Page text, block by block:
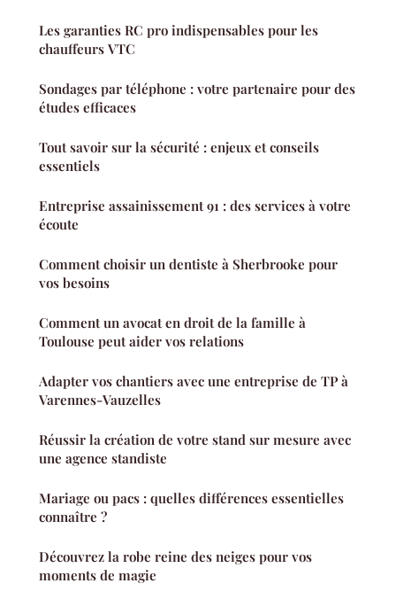
Les garanties RC pro indispensables pour les
chauffeurs VTC
Sondages par téléphone : votre partenaire pour des
études efficaces
Tout savoir sur la sécurité : enjeux et conseils
essentiels
Entreprise assainissement 91 : des services à votre
écoute
Comment choisir un dentiste à Sherbrooke pour
vos besoins
Comment un avocat en droit de la famille à
Toulouse peut aider vos relations
Adapter vos chantiers avec une entreprise de TP à
Varennes-Vauzelles
Réussir la création de votre stand sur mesure avec
une agence standiste
Mariage ou pacs : quelles différences essentielles
connaître ?
Découvrez la robe reine des neiges pour vos
moments de magie